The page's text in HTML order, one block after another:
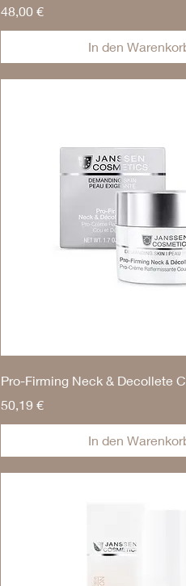
Preis
48,00 €
In den
Pro-Firming Neck & Decollete
Preis
50,19 €
In den